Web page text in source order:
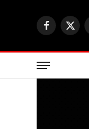
Facebook
X